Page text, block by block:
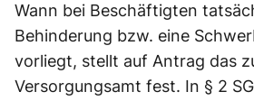
Wann bei Beschäftigten
Behinderung bzw. eine
vorliegt, stellt auf Antrag das
Versorgungsamt fest. In § 2